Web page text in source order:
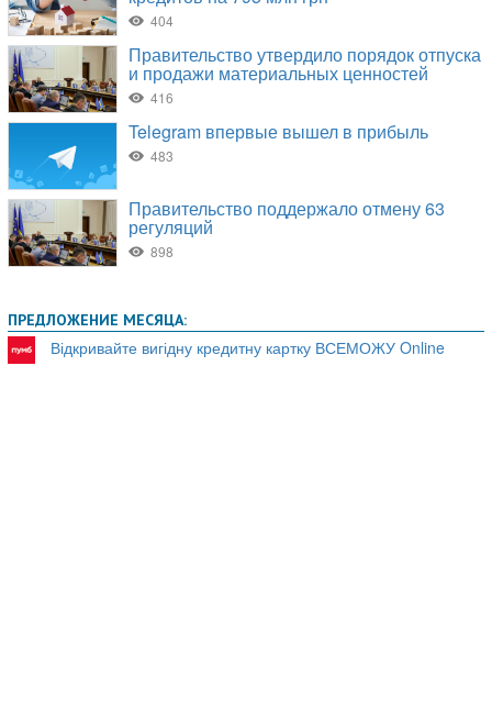
ПРЕДЛОЖЕНИЕ МЕСЯЦА:
Відкривайте вигідну кредитну картку ВСЕМОЖУ Online